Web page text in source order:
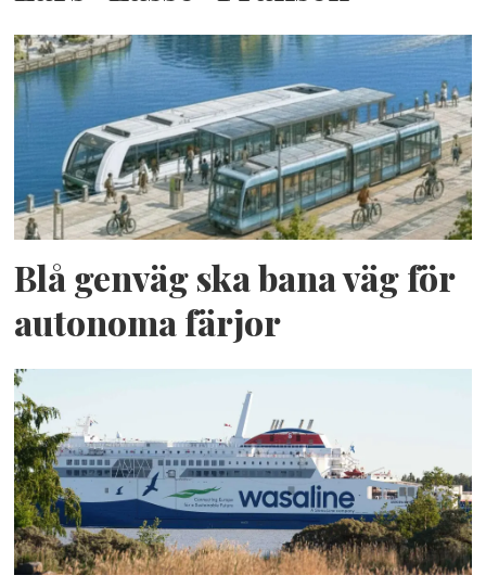
Blå genväg ska bana väg för
autonoma färjor